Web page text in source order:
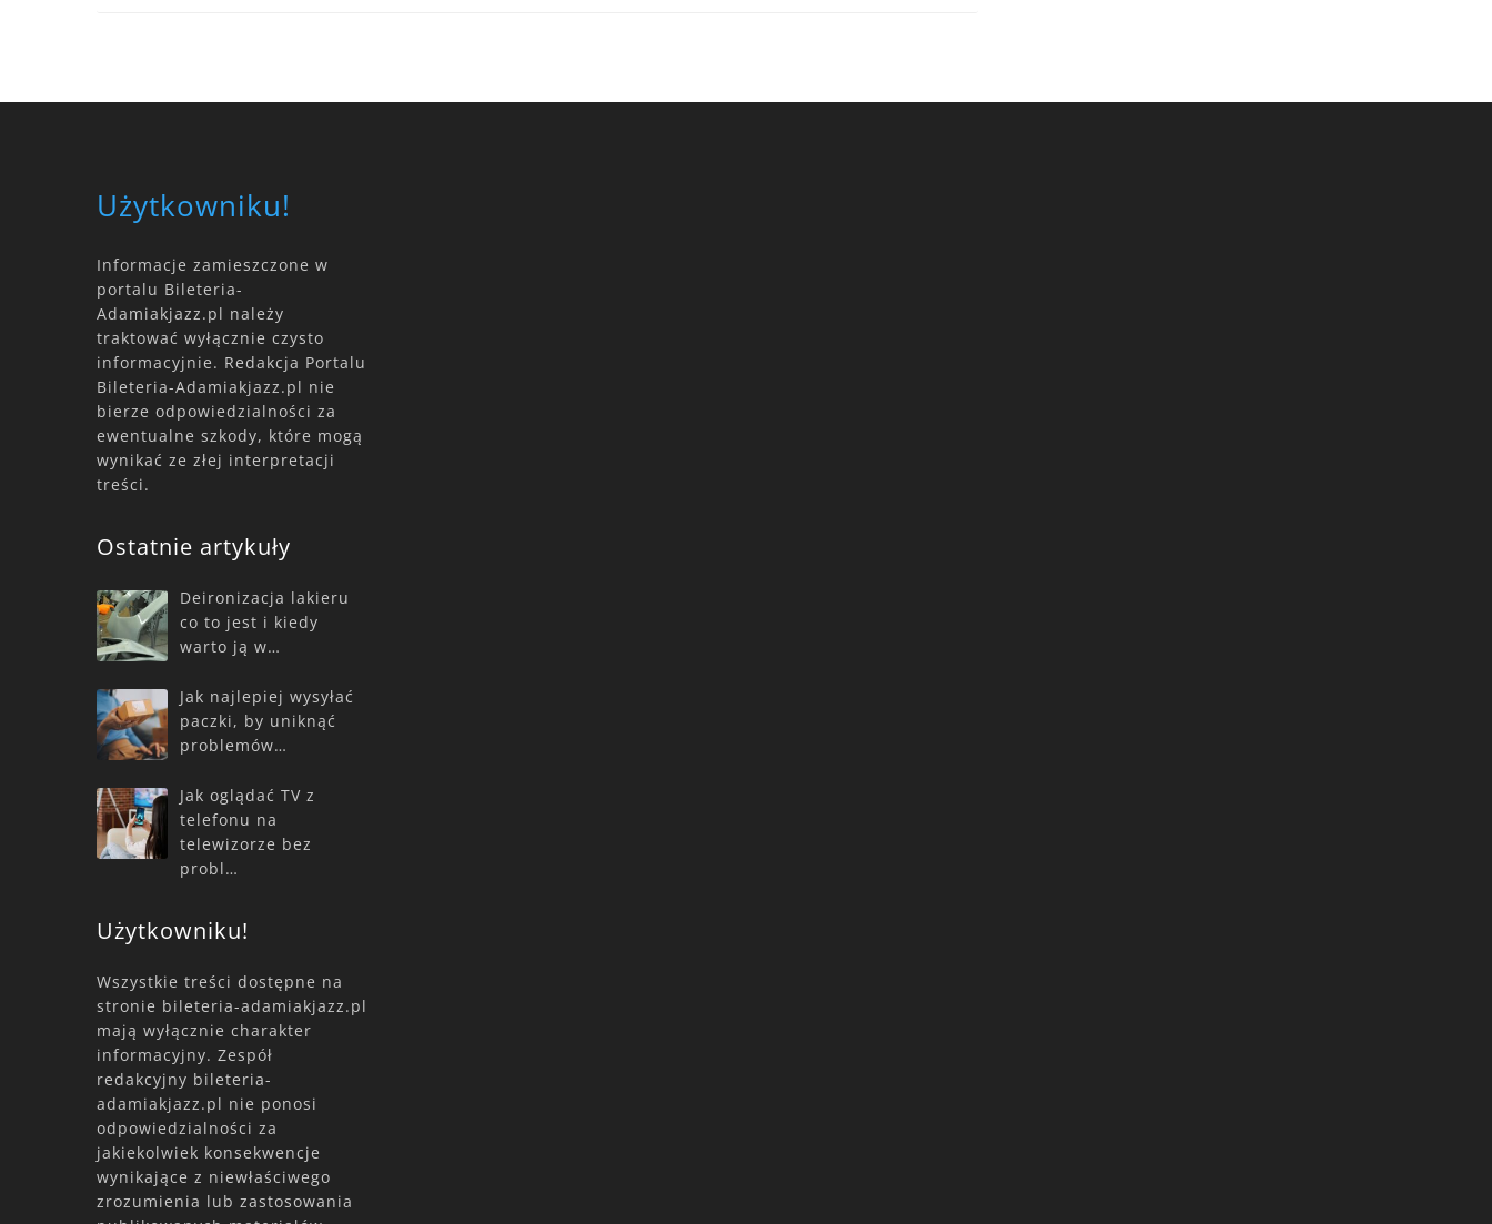
Użytkowniku!
Informacje zamieszczone w
portalu Bileteria-
Adamiakjazz.pl należy
traktować wyłącznie czysto
informacyjnie. Redakcja Portalu
Bileteria-Adamiakjazz.pl nie
bierze odpowiedzialności za
ewentualne szkody, które mogą
wynikać ze złej interpretacji
treści.
Ostatnie artykuły
Deironizacja lakieru
co to jest i kiedy
warto ją w…
Jak najlepiej wysyłać
paczki, by uniknąć
problemów…
Jak oglądać TV z
telefonu na
telewizorze bez
probl…
Użytkowniku!
Wszystkie treści dostępne na
stronie bileteria-adamiakjazz.pl
mają wyłącznie charakter
informacyjny. Zespół
redakcyjny bileteria-
adamiakjazz.pl nie ponosi
odpowiedzialności za
jakiekolwiek konsekwencje
wynikające z niewłaściwego
zrozumienia lub zastosowania